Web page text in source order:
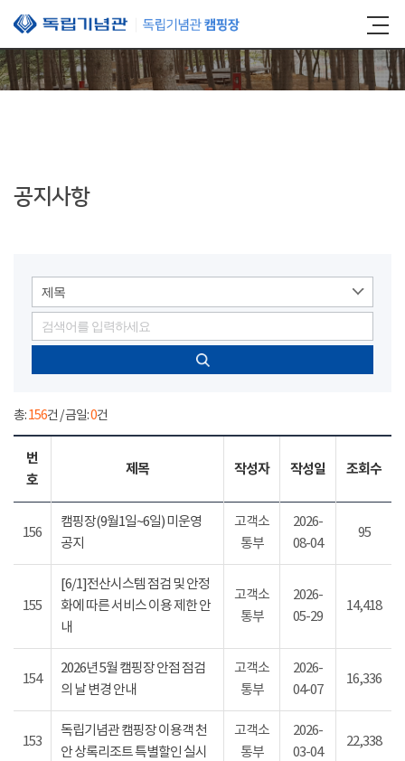
본문 바로가기
공지사항
제목
총:156건 / 금일:0건
번
호
제목 작성자 작성일 조회수
156
캠핑장(9월1일~6일) 미운영
공지
고객소
통부
2026-
08-04
95
155
[6/1]전산시스템 점검 및 안정
화에 따른 서비스 이용 제한 안
내
고객소
통부
2026-
05-29
14,418
154
2026년 5월 캠핑장 안점 점검
의 날 변경 안내
고객소
통부
2026-
04-07
16,336
153
독립기념관 캠핑장 이용객 천
안 상록리조트 특별할인 실시
고객소
통부
2026-
03-04
22,338